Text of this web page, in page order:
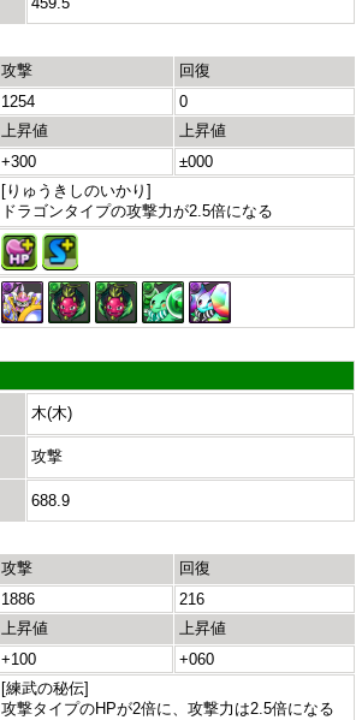
攻撃
回復
1254
0
上昇値
上昇値
+300 ±000
[りゅうきしのいかり]
ドラゴンタイプの攻撃力が2.5倍になる
木(木)
攻撃
688.9
攻撃
回復
1886
216
上昇値
上昇値
+100 +060
[練武の秘伝]
攻撃タイプのHPが2倍に、攻撃力は2.5倍になる